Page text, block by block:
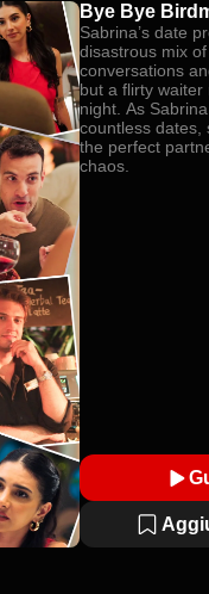
Bye Bye
Sabrina’s date
disastrous mix
conversations
but a flirty waiter
night. As
countless dates,
the perfect
chaos.